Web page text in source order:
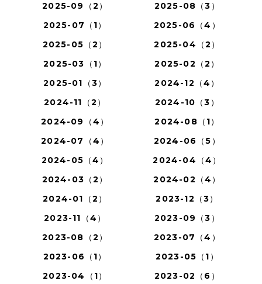
2025-09（2）
2025-08（3）
2025-07（1）
2025-06（4）
2025-05（2）
2025-04（2）
2025-03（1）
2025-02（2）
2025-01（3）
2024-12（4）
2024-11（2）
2024-10（3）
2024-09（4）
2024-08（1）
2024-07（4）
2024-06（5）
2024-05（4）
2024-04（4）
2024-03（2）
2024-02（4）
2024-01（2）
2023-12（3）
2023-11（4）
2023-09（3）
2023-08（2）
2023-07（4）
2023-06（1）
2023-05（1）
2023-04（1）
2023-02（6）